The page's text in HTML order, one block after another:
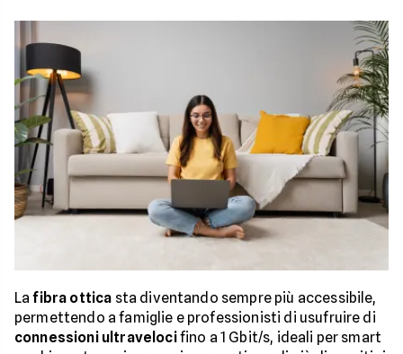
Lafibra ottica sta diventando sempre più accessibile,
permettendo a famiglie e professionisti di usufruire di
connessioni ultravelocifino a 1 Gbit/s, ideali per smart